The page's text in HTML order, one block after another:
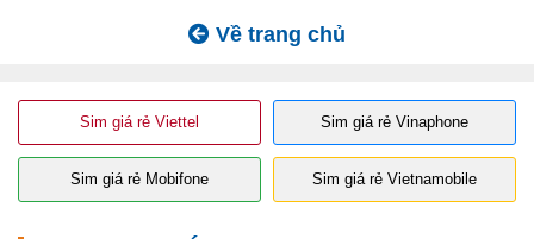
Về trang chủ
Sim giá rẻ Viettel Sim giá rẻ Vinaphone
Sim giá rẻ Mobifone Sim giá rẻ Vietnamobile